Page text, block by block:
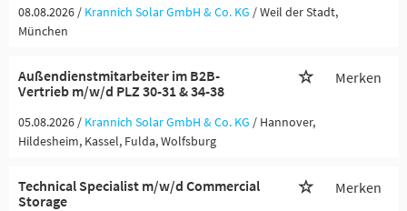
08.08.2026 / Krannich Solar GmbH & Co. KG / Weil der Stadt,
München
Außendienstmitarbeiter im B2B-
Vertrieb m/w/d PLZ 30-31 & 34-38
Merken
05.08.2026 / Krannich Solar GmbH & Co. KG / Hannover,
Hildesheim, Kassel, Fulda, Wolfsburg
Technical Specialist m/w/d Commercial
Storage
Merken